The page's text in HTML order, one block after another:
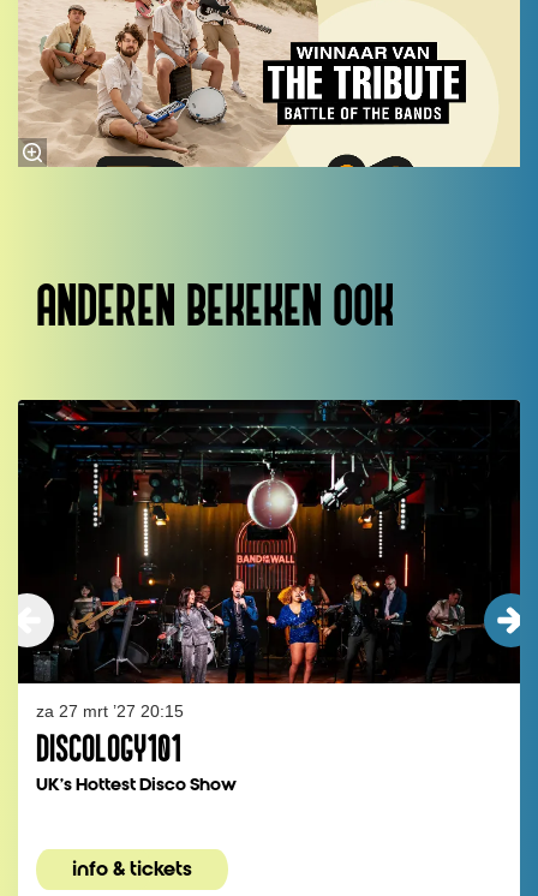
ANDEREN BEKEKEN OOK
DISCOLOGY101
UK's Hottest Disco Show
za 27 mrt ’27 20:15
info & tickets